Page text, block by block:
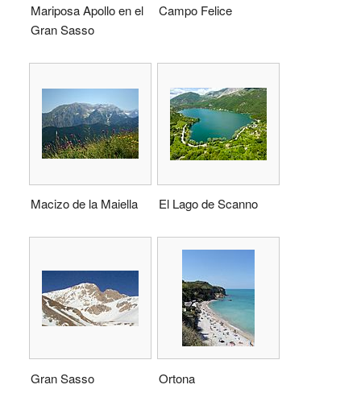
Mariposa Apollo en el
Gran Sasso
Campo Felice
Macizo de la Maiella El Lago de Scanno
Gran Sasso Ortona